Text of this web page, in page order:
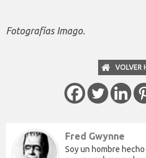
Fotografías Imago.
VOLVER
Fred Gwynne
Soy un hombre